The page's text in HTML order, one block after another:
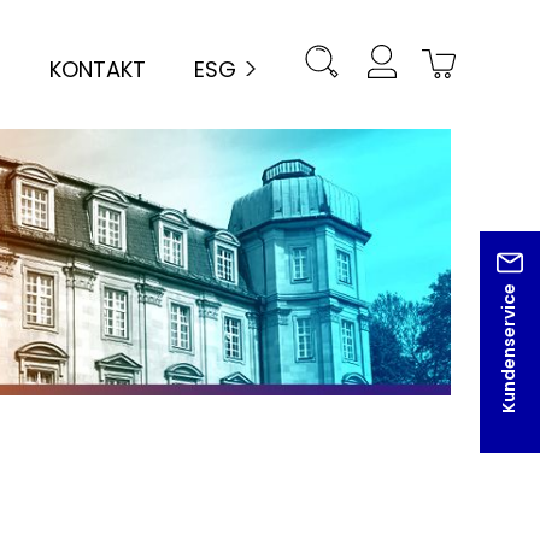
KONTAKT ESG
Kundenservice